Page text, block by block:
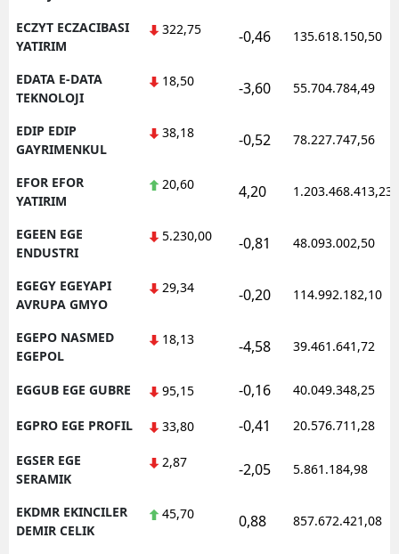
ECZYT ECZACIBASI
YATIRIM
322,75 -0,46 135.618.150,50
EDATA E-DATA
TEKNOLOJI
18,50 -3,60 55.704.784,49
EDIP EDIP
GAYRIMENKUL
38,18 -0,52 78.227.747,56
EFOR EFOR
YATIRIM
20,60 4,20 1.203.468.413,23
EGEEN EGE
ENDUSTRI
5.230,00 -0,81 48.093.002,50
EGEGY EGEYAPI
AVRUPA GMYO
29,34 -0,20 114.992.182,10
EGEPO NASMED
EGEPOL
18,13 -4,58 39.461.641,72
EGGUB EGE GUBRE 95,15 -0,16 40.049.348,25
EGPRO EGE PROFIL 33,80 -0,41 20.576.711,28
EGSER EGE
SERAMIK
2,87 -2,05 5.861.184,98
EKDMR EKINCILER
DEMIR CELIK
45,70 0,88 857.672.421,08